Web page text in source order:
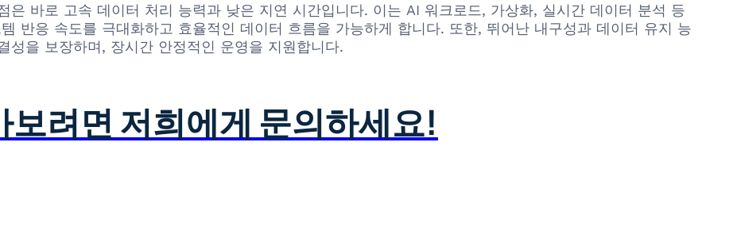
은 바로 고속 데이터 처리 능력과 낮은 지연 시간입니다. 이는 AI 워크로드, 가상화, 실시간 데이터 분석 등
반응 속도를 극대화하고 효율적인 데이터 흐름을 가능하게 합니다. 또한, 뛰어난 내구성과 데이터 유지 능
성을 보장하며, 장시간 안정적인 운영을 지원합니다.
보려면 저희에게 문의하세요!